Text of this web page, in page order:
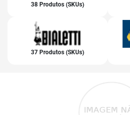
38 Produtos (SKUs)
37 Produtos (SKUs)